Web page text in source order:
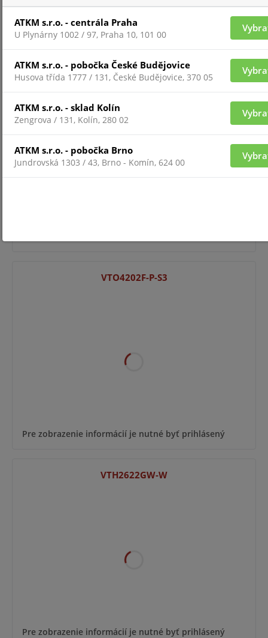
Pre zobrazenie informácií je nutné byť prihlásený
VTH5221DW-S2
VTO4202F-P-S3
Pre zobrazenie informácií je nutné byť prihlásený
VTH2622GW-W
Pre zobrazenie informácií je nutné byť prihlásený
ATKM s.r.o. - centrála Praha
U Plynárny 1002 / 97, Praha 10, 101 00
ATKM s.r.o. - pobočka České Budějovice
Husova třída 1777 / 131, České Budějovice, 370 05
ATKM s.r.o. - sklad Kolín
Zengrova / 131, Kolín, 280 02
ATKM s.r.o. - pobočka Brno
Jundrovská 1303 / 43, Brno - Komín, 624 00